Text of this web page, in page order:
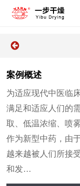
案例概述
为适应现代中医临
满足和适应人们的
取、低温浓缩、喷
作为新型中药，由
越来越被人们所接
和发…